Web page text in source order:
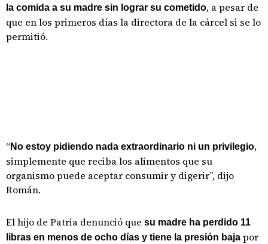
la comida a su madre sin lograr su cometido, a pesar de
que en los primeros días la directora de la cárcel si se lo
permitió.
“No estoy pidiendo nada extraordinario ni un privilegio,
simplemente que reciba los alimentos que su
organismo puede aceptar consumir y digerir”, dijo
Román.
El hijo de Patria denunció que su madre ha perdido 11
libras en menos de ocho días y tiene la presión baja por